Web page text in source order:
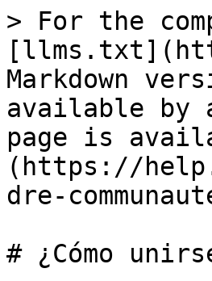
> For the
Markdown
available by
page is
(https://
dre-
# ¿Cómo